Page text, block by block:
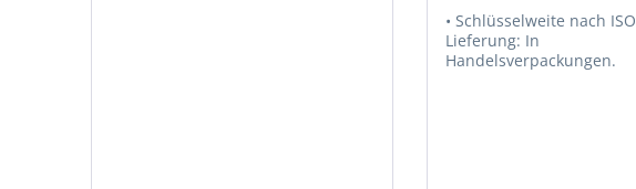
• Schlüsselweite nach ISO
Lieferung: In
Handelsverpackungen.